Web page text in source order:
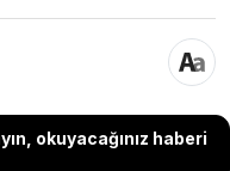
okuyacağınız haberi